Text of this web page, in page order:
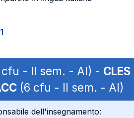
cfu - II sem. - AI) - CLES
(6 cfu - II sem. - AI)
dell'insegnamento: